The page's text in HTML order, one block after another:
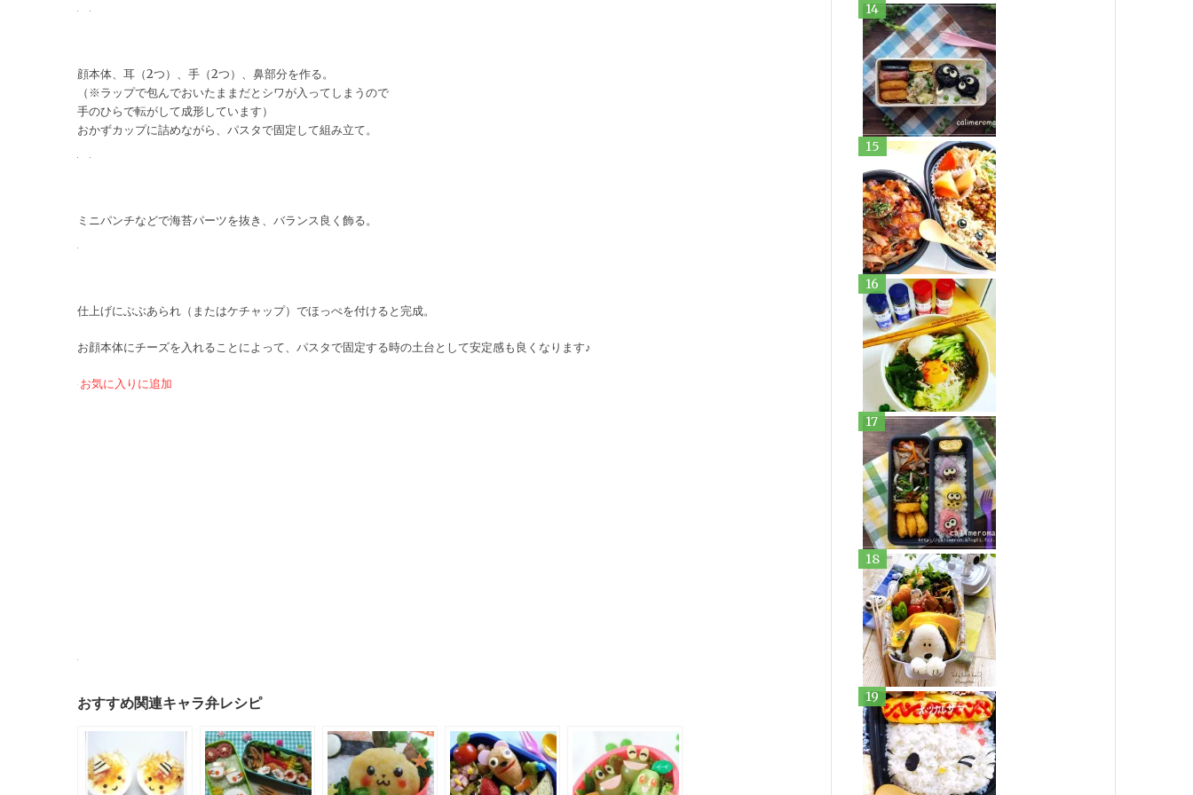
顔本体、耳（2つ）、手（2つ）、鼻部分を作る。
（※ラップで包んでおいたままだとシワが入ってしまうので
手のひらで転がして成形しています）
おかずカップに詰めながら、パスタで固定して組み立て。
ミニパンチなどで海苔パーツを抜き、バランス良く飾る。
仕上げにぶぶあられ（またはケチャップ）でほっぺを付けると完成。
お顔本体にチーズを入れることによって、パスタで固定する時の土台として安定感も良くなります♪
お気に入りに追加
おすすめ関連キャラ弁レシピ